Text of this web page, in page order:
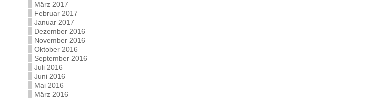
März 2017
Februar 2017
Januar 2017
Dezember 2016
November 2016
Oktober 2016
September 2016
Juli 2016
Juni 2016
Mai 2016
März 2016